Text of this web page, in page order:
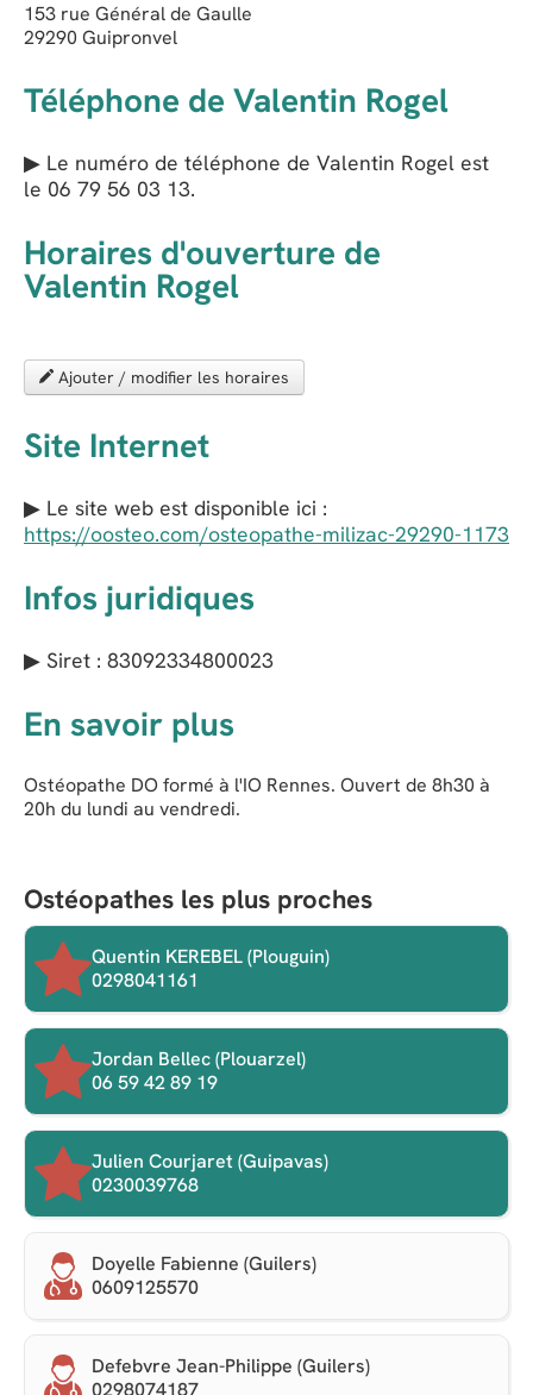
153 rue Général de Gaulle
29290 Guipronvel
Téléphone de Valentin Rogel
▶ Le numéro de téléphone de Valentin Rogel est
le 06 79 56 03 13.
Horaires d'ouverture de
Valentin Rogel
Ajouter / modifier les horaires
Site Internet
▶ Le site web est disponible ici :
https://oosteo.com/osteopathe-milizac-29290-1173
Infos juridiques
▶ Siret : 83092334800023
En savoir plus
Ostéopathe DO formé à l'IO Rennes. Ouvert de 8h30 à
20h du lundi au vendredi.
Ostéopathes les plus proches
Quentin KEREBEL (Plouguin)
0298041161
Jordan Bellec (Plouarzel)
06 59 42 89 19
Julien Courjaret (Guipavas)
0230039768
Doyelle Fabienne (Guilers)
0609125570
Defebvre Jean-Philippe (Guilers)
0298074187